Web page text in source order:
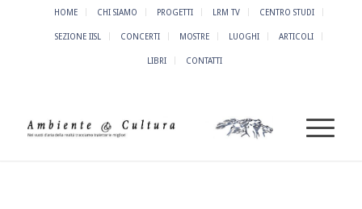
HOME CHI SIAMO PROGETTI LRM TV CENTRO STUDI
SEZIONE IISL CONCERTI MOSTRE LUOGHI ARTICOLI
LIBRI CONTATTI